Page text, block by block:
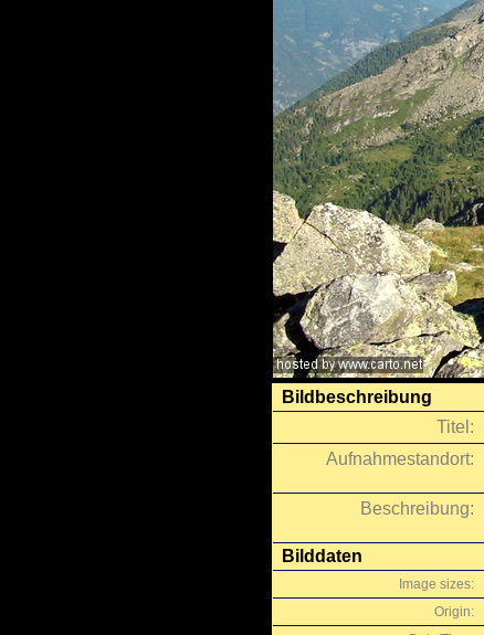
Bildbeschreibung
Titel:
Aufnahmestandort:
Beschreibung:
Bilddaten
Image sizes:
Origin: